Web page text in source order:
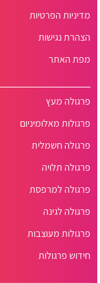
מדיניות הפרטיות
הצהרת נגישות
מפת האתר
פרגולה מעץ
פרגולות מאלומיניום
פרגולה חשמלית
פרגולה תלויה
פרגולה למרפסת
פרגולה לגינה
פרגולות מעוצבות
חידוש פרגולות